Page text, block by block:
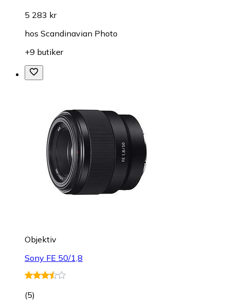
5 283 kr
hos Scandinavian Photo
+9 butiker
Objektiv
Sony FE 50/1,8
(5)